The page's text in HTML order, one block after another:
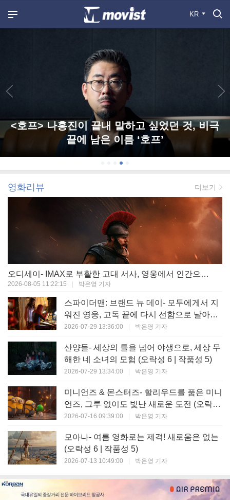
KR
<호프> 나홍진이 끝내 말하고 싶었던 것, 비극
끝에 남은 이름 ‘호프’
영화리뷰 더보기
오디세이- IMAX로 부활한 고대 서사, 영웅에서 인간으로의 귀환 (오락성 9 | 작품성 9)
2026-08-05 11:22:15 박은영 기자
스파이더맨: 브랜드 뉴 데이- 모두에게서 지
워진 영웅, 고독 끝에 다시 선함으로 날아오
르다 (오락성 8 | 작품성 8)
2026-07-29 13:36:00 박은영 기자
산양들- 세상의 틀을 넘어 야생으로, 세상 무
해한 네 소녀의 모험 (오락성 6 | 작품성 5)
2026-07-29 13:34:00 박은영 기자
미니언즈 & 몬스터즈- 할리우드를 품은 미니
언즈, 그루 없이도 빛난 새로운 도전 (오락성
7 | 작품성 6)
2026-07-16 09:39:00 박은영 기자
모아나- 여름 영화로는 제격! 새로움은 없는
(오락성 6 | 작품성 5)
2026-07-13 10:49:00 박은영 기자